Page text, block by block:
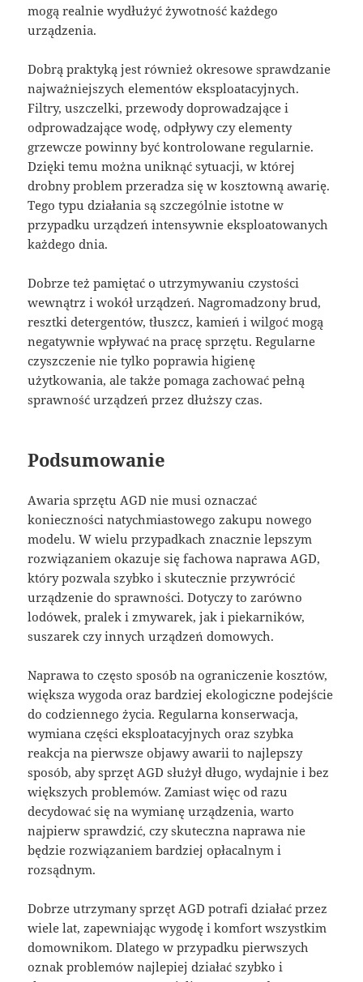
mogą realnie wydłużyć żywotność każdego
urządzenia.
Dobrą praktyką jest również okresowe sprawdzanie
najważniejszych elementów eksploatacyjnych.
Filtry, uszczelki, przewody doprowadzające i
odprowadzające wodę, odpływy czy elementy
grzewcze powinny być kontrolowane regularnie.
Dzięki temu można uniknąć sytuacji, w której
drobny problem przeradza się w kosztowną awarię.
Tego typu działania są szczególnie istotne w
przypadku urządzeń intensywnie eksploatowanych
każdego dnia.
Dobrze też pamiętać o utrzymywaniu czystości
wewnątrz i wokół urządzeń. Nagromadzony brud,
resztki detergentów, tłuszcz, kamień i wilgoć mogą
negatywnie wpływać na pracę sprzętu. Regularne
czyszczenie nie tylko poprawia higienę
użytkowania, ale także pomaga zachować pełną
sprawność urządzeń przez dłuższy czas.
Podsumowanie
Awaria sprzętu AGD nie musi oznaczać
konieczności natychmiastowego zakupu nowego
modelu. W wielu przypadkach znacznie lepszym
rozwiązaniem okazuje się fachowa naprawa AGD,
który pozwala szybko i skutecznie przywrócić
urządzenie do sprawności. Dotyczy to zarówno
lodówek, pralek i zmywarek, jak i piekarników,
suszarek czy innych urządzeń domowych.
Naprawa to często sposób na ograniczenie kosztów,
większa wygoda oraz bardziej ekologiczne podejście
do codziennego życia. Regularna konserwacja,
wymiana części eksploatacyjnych oraz szybka
reakcja na pierwsze objawy awarii to najlepszy
sposób, aby sprzęt AGD służył długo, wydajnie i bez
większych problemów. Zamiast więc od razu
decydować się na wymianę urządzenia, warto
najpierw sprawdzić, czy skuteczna naprawa nie
będzie rozwiązaniem bardziej opłacalnym i
rozsądnym.
Dobrze utrzymany sprzęt AGD potrafi działać przez
wiele lat, zapewniając wygodę i komfort wszystkim
domownikom. Dlatego w przypadku pierwszych
oznak problemów najlepiej działać szybko i